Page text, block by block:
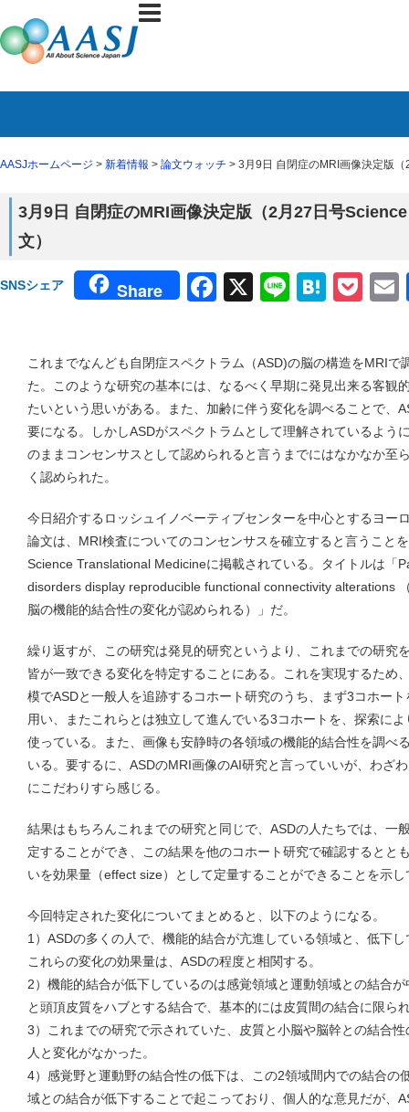
AASJホームページ > 新着情報 > 論文ウォッチ > 3月9日 自閉症のMRI画像決定版
3月9日 自閉症のMRI画像決定版（2月27日号
文）
SNSシェア Share Facebook
X Line
これまでなんども自閉症スペクトラム（ASD)の脳の構造をMRIで
た。このような研究の基本には、なるべく早期に発見出来る客観
たいという思いがある。また、加齢に伴う変化を調べることで、
要になる。しかしASDがスペクトラムとして理解されているよう
のままコンセンサスとして認められると言うまでにはなかなか至
く認められた。
今日紹介するロッシュイノベーティブセンターを中心とするヨー
論文は、MRI検査についてのコンセンサスを確立すると言うこと
Science Translational Medicineに掲載されている。タイトルは「
disorders display reproducible functional connectivity alterations
脳の機能的結合性の変化が認められる）」だ。
繰り返すが、この研究は発見的研究というより、これまでの研究
皆が一致できる変化を特定することにある。これを実現するため
模でASDと一般人を追跡するコホート研究のうち、まず3コホー
用い、またこれらとは独立して進んでいる3コホートを、探索に
使っている。また、画像も安静時の各領域の機能的結合性を調べ
いる。要するに、ASDのMRI画像のAI研究と言っていいが、わざ
にこだわりすら感じる。
結果はもちろんこれまでの研究と同じで、ASDの人たちでは、一
定することができ、この結果を他のコホート研究で確認するとと
いを効果量（effect size）として定量することができることを示し
今回特定された変化についてまとめると、以下のようになる。
1）ASDの多くの人で、機能的結合が亢進している領域と、低下
これらの変化の効果量は、ASDの程度と相関する。
2）機能的結合が低下しているのは感覚領域と運動領域との結合
と頭頂皮質をハブとする結合で、基本的には皮質間の結合に限ら
3）これまでの研究で示されていた、皮質と小脳や脳幹との結合
人と変化がなかった。
4）感覚野と運動野の結合性の低下は、この2領域間内での結合の
域との結合が低下することで起こっており、個人的な意見だが、